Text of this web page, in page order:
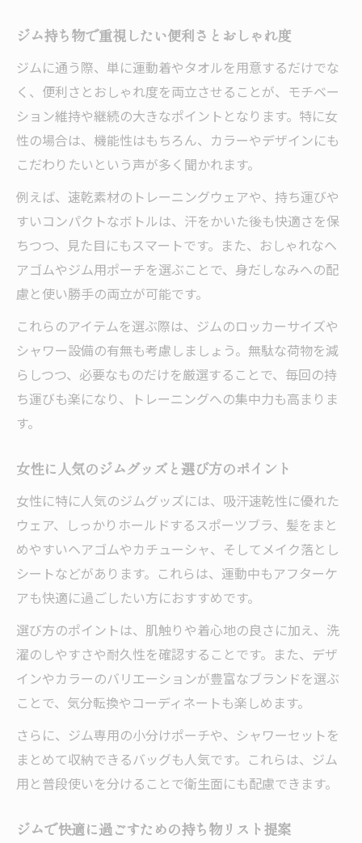
ジム持ち物で重視したい便利さとおしゃれ度
ジムに通う際、単に運動着やタオルを用意するだけでな
く、便利さとおしゃれ度を両立させることが、モチベー
ション維持や継続の大きなポイントとなります。特に女
性の場合は、機能性はもちろん、カラーやデザインにも
こだわりたいという声が多く聞かれます。
例えば、速乾素材のトレーニングウェアや、持ち運びや
すいコンパクトなボトルは、汗をかいた後も快適さを保
ちつつ、見た目にもスマートです。また、おしゃれなヘ
アゴムやジム用ポーチを選ぶことで、身だしなみへの配
慮と使い勝手の両立が可能です。
これらのアイテムを選ぶ際は、ジムのロッカーサイズや
シャワー設備の有無も考慮しましょう。無駄な荷物を減
らしつつ、必要なものだけを厳選することで、毎回の持
ち運びも楽になり、トレーニングへの集中力も高まりま
す。
女性に人気のジムグッズと選び方のポイント
女性に特に人気のジムグッズには、吸汗速乾性に優れた
ウェア、しっかりホールドするスポーツブラ、髪をまと
めやすいヘアゴムやカチューシャ、そしてメイク落とし
シートなどがあります。これらは、運動中もアフターケ
アも快適に過ごしたい方におすすめです。
選び方のポイントは、肌触りや着心地の良さに加え、洗
濯のしやすさや耐久性を確認することです。また、デザ
インやカラーのバリエーションが豊富なブランドを選ぶ
ことで、気分転換やコーディネートも楽しめます。
さらに、ジム専用の小分けポーチや、シャワーセットを
まとめて収納できるバッグも人気です。これらは、ジム
用と普段使いを分けることで衛生面にも配慮できます。
ジムで快適に過ごすための持ち物リスト提案